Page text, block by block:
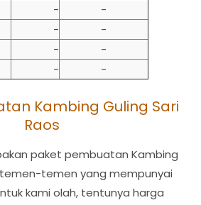
-
-
-
-
-
-
- -
Kambing Guling Sari
Raos
paket pembuatan Kambing
temen-temen yang mempunyai
kami olah, tentunya harga